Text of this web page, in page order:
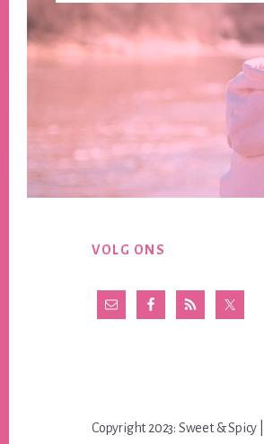
Footer
VOLG ONS
Copyright 2023: Sweet &